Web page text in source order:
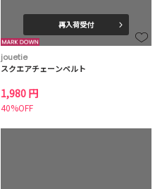
再入荷受付
jouetie
スクエアチェーンベルト
1,980 円
40%OFF